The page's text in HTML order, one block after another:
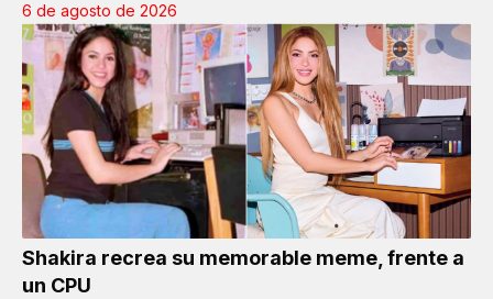
6 de agosto de 2026
Shakira recrea su memorable meme, frente a
un CPU